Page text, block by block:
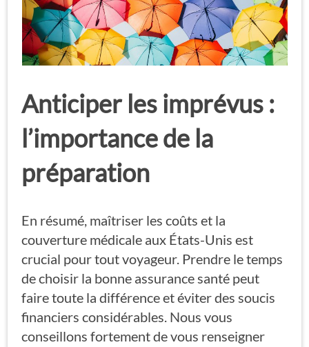
Anticiper les imprévus :
l’importance de la
préparation
En résumé, maîtriser les coûts et la
couverture médicale aux États-Unis est
crucial pour tout voyageur. Prendre le temps
de choisir la bonne assurance santé peut
faire toute la différence et éviter des soucis
financiers considérables. Nous vous
conseillons fortement de vous renseigner